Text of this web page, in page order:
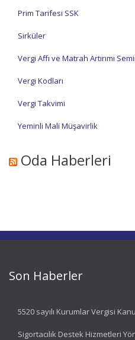
Prim Tarifesi SSK
Sirküler
Vergi Affı ve Matrah Artırımı
Vergi Kodları
Vergi Takvimi
Yeminli Mali Müşavirlik
Oda Haberleri
Son Haberler
5520 sayılı Kurumlar Vergisi
Sigortacılık Destek Hizmetleri